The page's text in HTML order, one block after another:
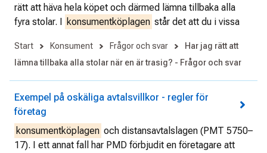
rätt att häva hela köpet och därmed lämna tillbaka alla
fyra stolar. I
konsumentköplagen står det att du i vissa
Start Konsument Frågor och svar
Har jag rätt att
lämna tillbaka alla stolar när en är trasig? - Frågor och svar
Exempel på oskäliga avtalsvillkor - regler för
företag
konsumentköplagen och distansavtalslagen (PMT 5750–
17). I ett annat fall har PMD förbjudit en företagare att